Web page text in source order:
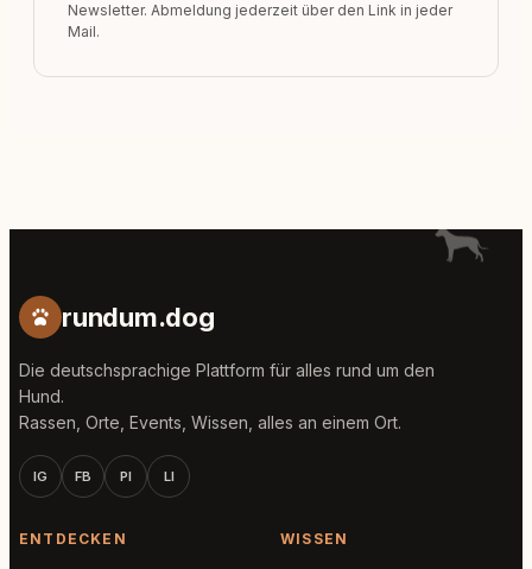
Newsletter. Abmeldung jederzeit über den Link in jeder
Mail.
rundum.dog
Die deutschsprachige Plattform für alles rund um den
Hund.
Rassen, Orte, Events, Wissen, alles an einem Ort.
IG FB PI LI
ENTDECKEN WISSEN